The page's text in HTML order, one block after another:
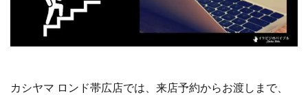
カシヤマ ロンド帯広店では、来店予約からお渡しまで、